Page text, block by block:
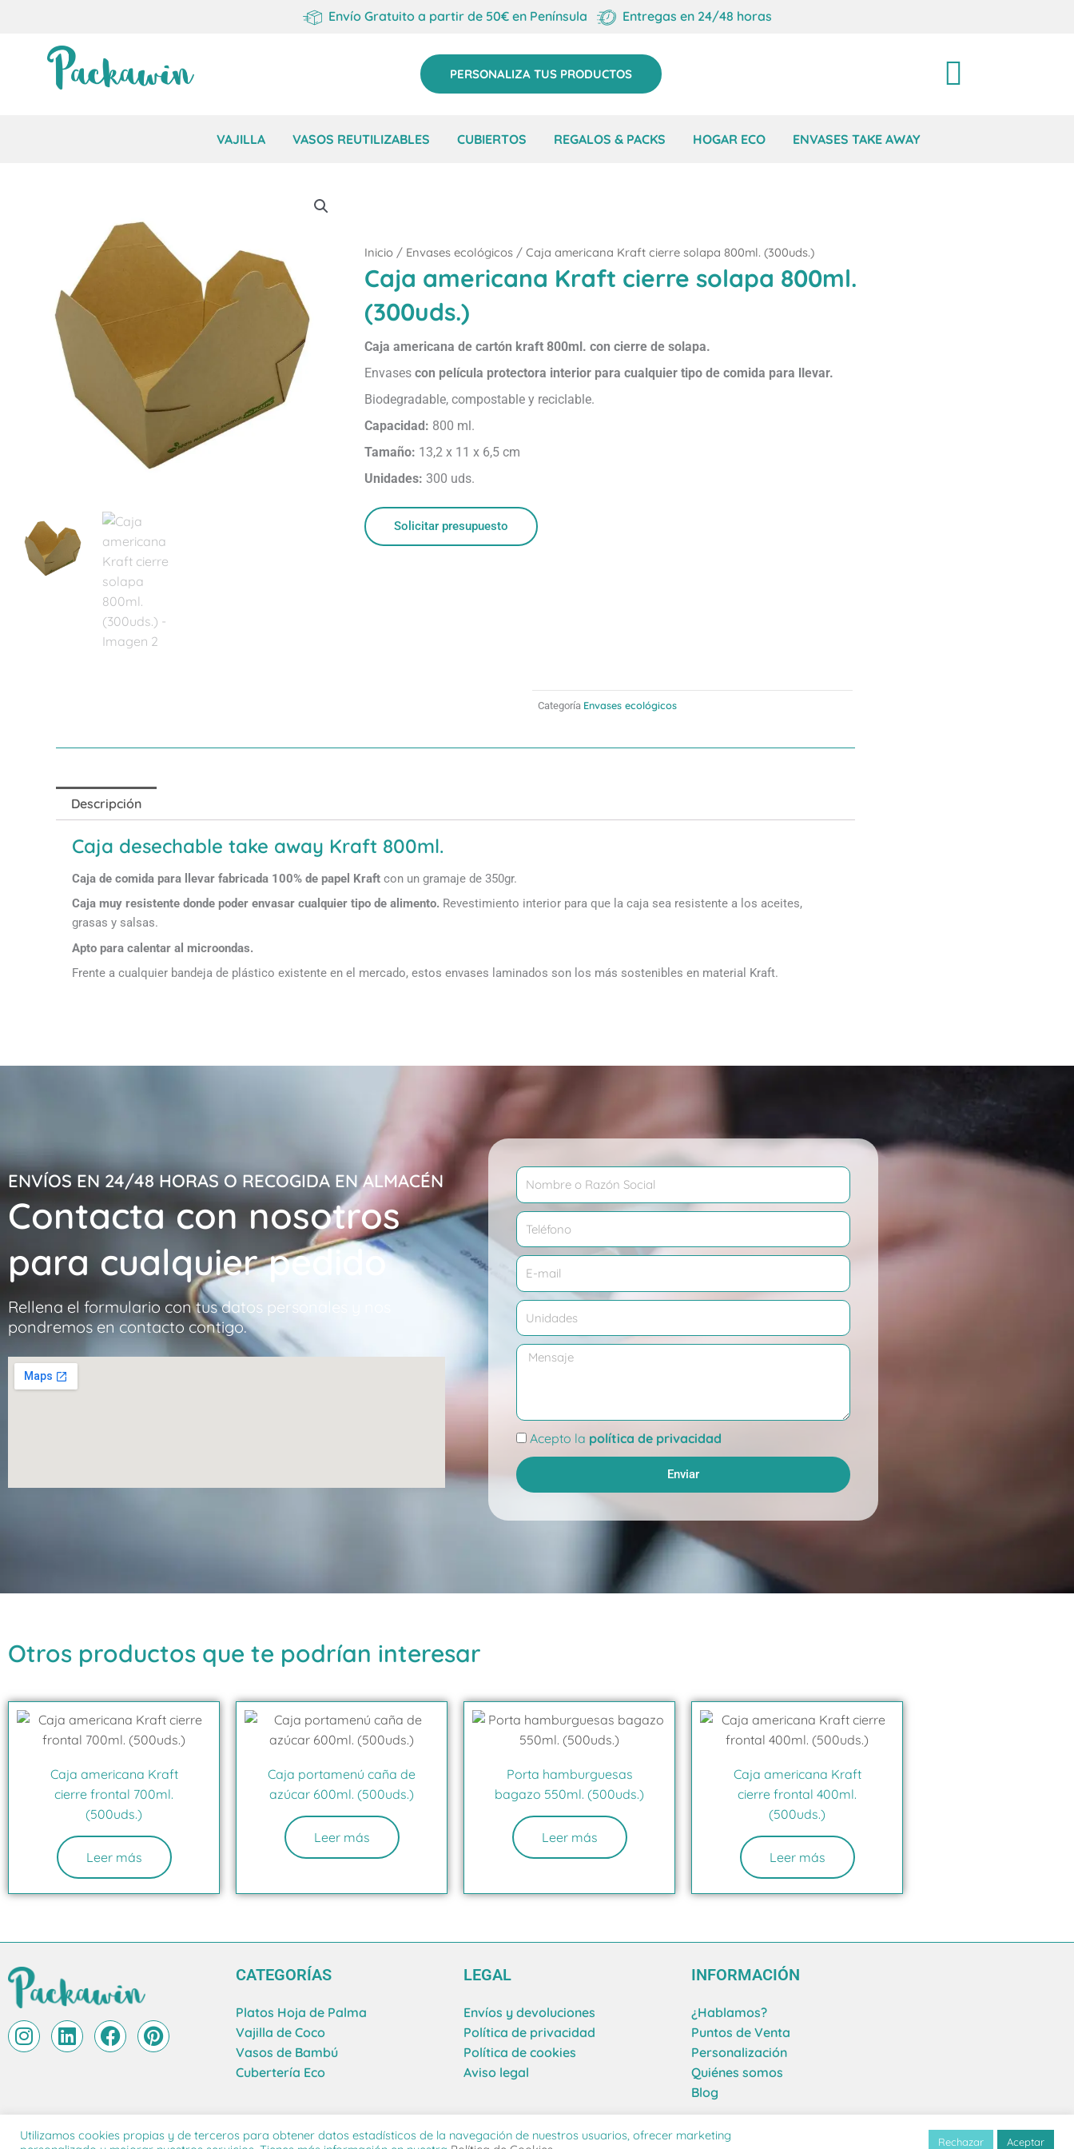
Envío Gratuito a partir de 50€ en Península Entregas en 24/48 horas
PERSONALIZA TUS PRODUCTOS Carrito
VAJILLA VASOS REUTILIZABLES CUBIERTOS REGALOS & PACKS HOGAR ECO ENVASES TAKE AWAY
Inicio / Envases ecológicos / Caja americana Kraft cierre solapa 800ml. (300uds.)
Caja americana Kraft cierre solapa 800ml.
(300uds.)
Caja americana de cartón kraft 800ml. con cierre de solapa.
Envases con película protectora interior para cualquier tipo de comida para llevar.
Biodegradable, compostable y reciclable.
Capacidad: 800 ml.
Tamaño: 13,2 x 11 x 6,5 cm
Unidades: 300 uds.
Solicitar presupuesto
Categoría Envases ecológicos
Descripción
Caja desechable take away Kraft 800ml.
Caja de comida para llevar fabricada 100% de papel Kraft con un gramaje de 350gr.
Caja muy resistente donde poder envasar cualquier tipo de alimento. Revestimiento interior para que la caja sea resistente a los aceites,
grasas y salsas.
Apto para calentar al microondas.
Frente a cualquier bandeja de plástico existente en el mercado, estos envases laminados son los más sostenibles en material Kraft.
ENVÍOS EN 24/48 HORAS O RECOGIDA EN ALMACÉN
Contacta con nosotros
para cualquier pedido
Rellena el formulario con tus datos personales y nos
pondremos en contacto contigo.
Nombre
Teléfono
Correo
electrónico
Cantidad
Mensaje
Aceptación
Acepto la política de privacidad
Enviar
Otros productos que te podrían interesar
Caja americana Kraft
cierre frontal 700ml.
(500uds.)
Leer más
Caja portamenú caña de
azúcar 600ml. (500uds.)
Leer más
Porta hamburguesas
bagazo 550ml. (500uds.)
Leer más
Caja americana Kraft
cierre frontal 400ml.
(500uds.)
Leer más
I
n
a
g
L
i
e
d
F
a
b
o
P
i
e
r
CATEGORÍAS
Platos Hoja de Palma
Vajilla de Coco
Vasos de Bambú
Cubertería Eco
LEGAL
Envíos y devoluciones
Política de privacidad
Política de cookies
Aviso legal
INFORMACIÓN
¿Hablamos?
Puntos de Venta
Personalización
Quiénes somos
Blog
Utilizamos cookies propias y de terceros para obtener datos estadísticos de la navegación de nuestros usuarios, ofrecer marketing
Rechazar Aceptar